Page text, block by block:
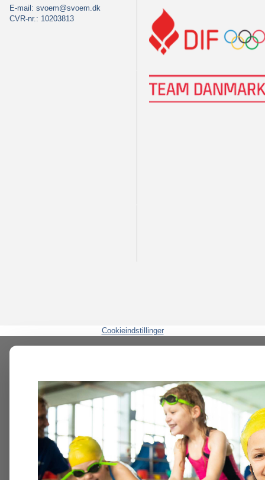
E-mail: svoem@svoem.dk
CVR-nr.: 10203813
Cookieindstillinger